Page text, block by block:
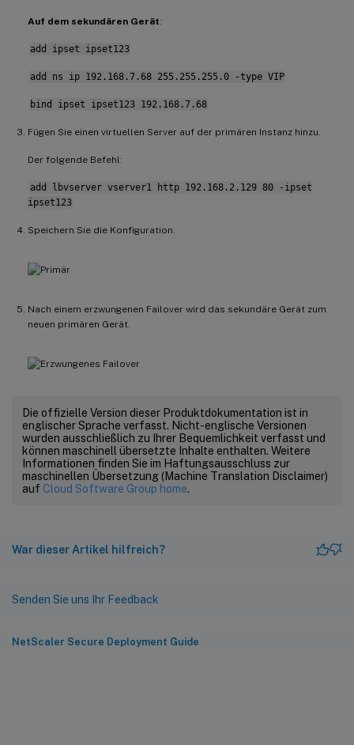
Auf dem sekundären Gerät:
add ipset ipset123
add ns ip 192.168.7.68 255.255.255.0 -type VIP
bind ipset ipset123 192.168.7.68
Fügen Sie einen virtuellen Server auf der primären Instanz hinzu.
Der folgende Befehl:
add lbvserver vserver1 http 192.168.2.129 80 -ipset
ipset123
Speichern Sie die Konfiguration.
Nach einem erzwungenen Failover wird das sekundäre Gerät zum
neuen primären Gerät.
Die offizielle Version dieser Produktdokumentation ist in
englischer Sprache verfasst. Nicht-englische Versionen
wurden ausschließlich zu Ihrer Bequemlichkeit verfasst und
können maschinell übersetzte Inhalte enthalten. Weitere
Informationen finden Sie im Haftungsausschluss zur
maschinellen Übersetzung (Machine Translation Disclaimer)
auf Cloud Software Group home.
War dieser Artikel hilfreich?
Senden Sie uns Ihr Feedback
NetScaler Secure Deployment Guide